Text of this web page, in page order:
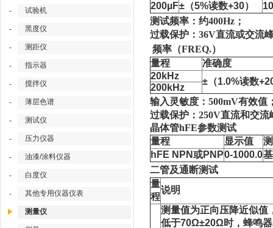
- 试验机
- 黑度仪
- 测距仪
- 指示器
- 搅拌仪
- 薄层色谱
- 测试仪
- 压力仪器
- 油漆/涂料仪器
- 白度仪
- 其他专用仪器仪表
测量仪
200µF±（5%读数+30）
测试频率：约400Hz；
过载保护： 36V直流或交流
频率（FREQ.）
量程
准确度
20kHz
±（1.0%读数
200kHz
输入灵敏度：500mV有效值
过载保护：250V直流和交流
晶体管hFE参数测试
量程
显示值
hFE NPN或PNP0-1000.0
二管及通断测试
量
程
说明
测量值为正向压降近似值
低于70Ω±20Ω时，蜂鸣